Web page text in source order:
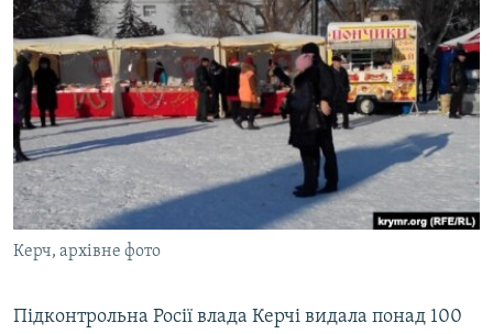
ВСЕ ЗА ДЕНЬ
СПЕЦПРОЕКТИ
ДЕПОРТАЦІЯ
ВІДЕОУРОКИ «ELIFBE»
СВІДЧЕННЯ ОКУПАЦІЇ
УКРАЇНСЬКА ПРОБЛЕМА КРИМУ
ІНФОГРАФІКА
ЯК ОБІЙТИ БЛОКУВАННЯ
Русский
Qırımtatar
ДОЛУЧАЙСЯ!
Керч, архівне фото
Підконтрольна Росії влада Керчі видала понад 100